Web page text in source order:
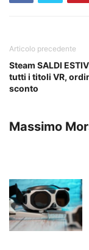
Articolo precedente
Steam SALDI
tutti i titoli VR,
sconto
Massimo